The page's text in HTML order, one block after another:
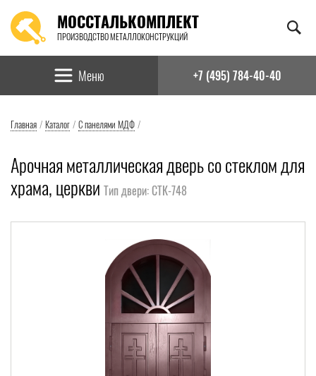
МОССТАЛЬКОМПЛЕКТ
ПРОИЗВОДСТВО МЕТАЛЛОКОНСТРУКЦИЙ
Найти:
Меню +7 (495) 784-40-40
Главная / Каталог / С панелями МДФ /
Арочная металлическая дверь со стеклом для
храма, церкви Тип двери: СТК-748